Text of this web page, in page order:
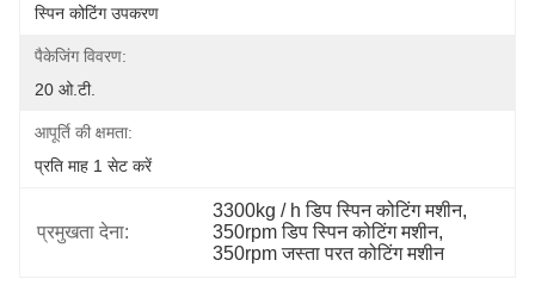
स्पिन कोटिंग उपकरण
पैकेजिंग विवरण:
20 ओ.टी.
आपूर्ति की क्षमता:
प्रति माह 1 सेट करें
प्रमुखता देना:
3300kg / h डिप स्पिन कोटिंग मशीन,
350rpm डिप स्पिन कोटिंग मशीन,
350rpm जस्ता परत कोटिंग मशीन